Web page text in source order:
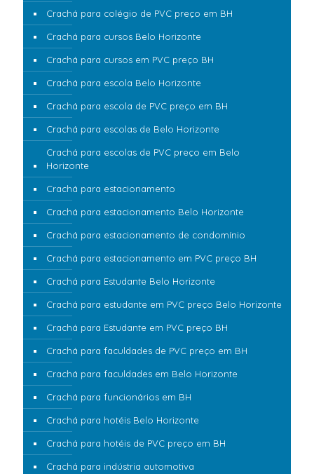
Crachá para colégio de PVC preço em BH
Crachá para cursos Belo Horizonte
Crachá para cursos em PVC preço BH
Crachá para escola Belo Horizonte
Crachá para escola de PVC preço em BH
Crachá para escolas de Belo Horizonte
Crachá para escolas de PVC preço em Belo
Horizonte
Crachá para estacionamento
Crachá para estacionamento Belo Horizonte
Crachá para estacionamento de condomínio
Crachá para estacionamento em PVC preço BH
Crachá para Estudante Belo Horizonte
Crachá para estudante em PVC preço Belo Horizonte
Crachá para Estudante em PVC preço BH
Crachá para faculdades de PVC preço em BH
Crachá para faculdades em Belo Horizonte
Crachá para funcionários em BH
Crachá para hotéis Belo Horizonte
Crachá para hotéis de PVC preço em BH
Crachá para indústria automotiva